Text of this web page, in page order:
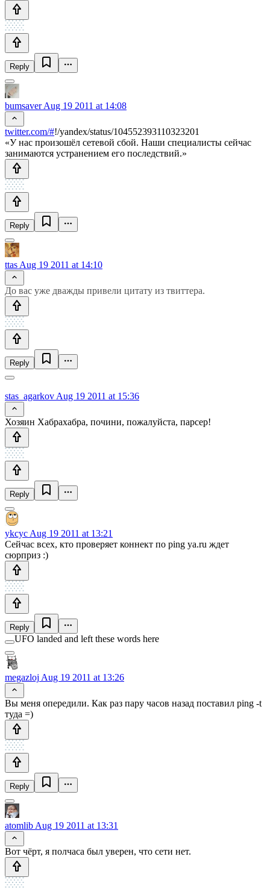
Reply
bumsaverAug 19 2011 at 14:08
twitter.com/#!/yandex/status/104552393110323201
«У нас произошёл сетевой сбой. Наши специалисты сейчас
занимаются устранением его последствий.»
Reply
ttas Aug 19 2011 at 14:10
До вас уже дважды привели цитату из твиттера.
Reply
stas_agarkov Aug 19 2011 at 15:36
Хозяин Хабрахабра, почини, пожалуйста, парсер!
Reply
ykcyc Aug 19 2011 at 13:21
Сейчас всех, кто проверяет коннект по ping ya.ru ждет
сюрприз :)
Reply
UFO landed and left these words here
megazloj Aug 19 2011 at 13:26
Вы меня опередили. Как раз пару часов назад поставил ping -t
туда =)
Reply
atomlib Aug 19 2011 at 13:31
Вот чёрт, я полчаса был уверен, что сети нет.